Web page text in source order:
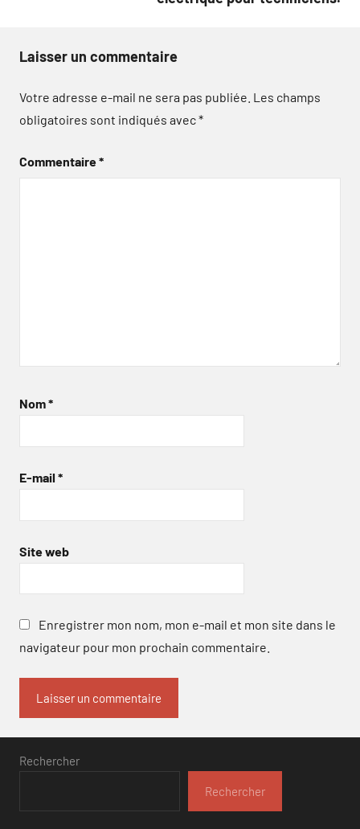
Laisser un commentaire
Votre adresse e-mail ne sera pas publiée. Les champs
obligatoires sont indiqués avec*
Commentaire*
Nom*
E-mail *
Site web
Enregistrer mon nom, mon e-mail et mon site dans le
navigateur pour mon prochain commentaire.
Rechercher
Rechercher